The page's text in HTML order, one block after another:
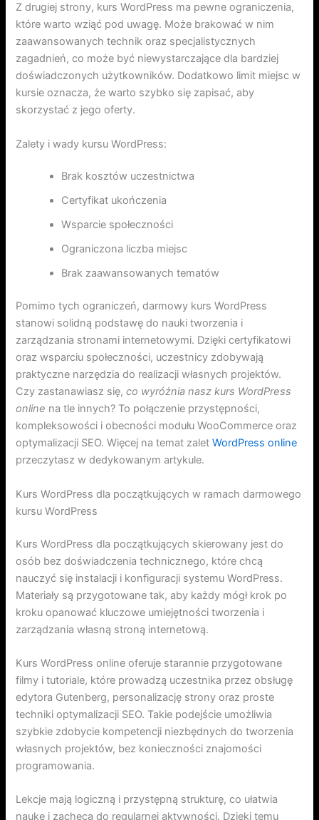
Z drugiej strony, kurs WordPress ma pewne ograniczenia,
które warto wziąć pod uwagę. Może brakować w nim
zaawansowanych technik oraz specjalistycznych
zagadnień, co może być niewystarczające dla bardziej
doświadczonych użytkowników. Dodatkowo limit miejsc w
kursie oznacza, że warto szybko się zapisać, aby
skorzystać z jego oferty.
Zalety i wady kursu WordPress:
Brak kosztów uczestnictwa
Certyfikat ukończenia
Wsparcie społeczności
Ograniczona liczba miejsc
Brak zaawansowanych tematów
Pomimo tych ograniczeń, darmowy kurs WordPress
stanowi solidną podstawę do nauki tworzenia i
zarządzania stronami internetowymi. Dzięki certyfikatowi
oraz wsparciu społeczności, uczestnicy zdobywają
praktyczne narzędzia do realizacji własnych projektów.
Czy zastanawiasz się,co wyróżnia nasz kurs WordPress
online na tle innych? To połączenie przystępności,
kompleksowości i obecności modułu WooCommerce oraz
optymalizacji SEO. Więcej na temat zaletWordPress online
przeczytasz w dedykowanym artykule.
Kurs WordPress dla początkujących w ramach darmowego
kursu WordPress
Kurs WordPress dla początkujących skierowany jest do
osób bez doświadczenia technicznego, które chcą
nauczyć się instalacji i konfiguracji systemu WordPress.
Materiały są przygotowane tak, aby każdy mógł krok po
kroku opanować kluczowe umiejętności tworzenia i
zarządzania własną stroną internetową.
Kurs WordPress online oferuje starannie przygotowane
filmy i tutoriale, które prowadzą uczestnika przez obsługę
edytora Gutenberg, personalizację strony oraz proste
techniki optymalizacji SEO. Takie podejście umożliwia
szybkie zdobycie kompetencji niezbędnych do tworzenia
własnych projektów, bez konieczności znajomości
programowania.
Lekcje mają logiczną i przystępną strukturę, co ułatwia
naukę i zachęca do regularnej aktywności. Dzięki temu